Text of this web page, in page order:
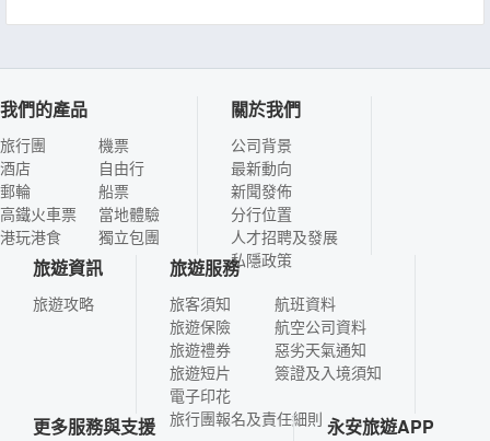
我們的產品
旅行團
酒店
郵輪
高鐵火車票
港玩港食
機票
自由行
船票
當地體驗
獨立包團
關於我們
公司背景
最新動向
新聞發佈
分行位置
人才招聘及發展
私隱政策
旅遊資訊
旅遊攻略
旅遊服務
旅客須知
旅遊保險
旅遊禮券
旅遊短片
電子印花
航班資料
航空公司資料
惡劣天氣通知
簽證及入境須知
旅行團報名及責任細則
更多服務與支援 永安旅遊APP